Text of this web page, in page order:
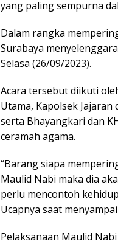
yang paling sempurna
Dalam rangka
Surabaya
Selasa (26/09/2023).
Acara tersebut diikuti
Utama, Kapolsek
serta Bhayangkari dan
ceramah agama.
“Barang siapa
Maulid Nabi maka dia
perlu mencontoh
Ucapnya saat
Pelaksanaan Maulid